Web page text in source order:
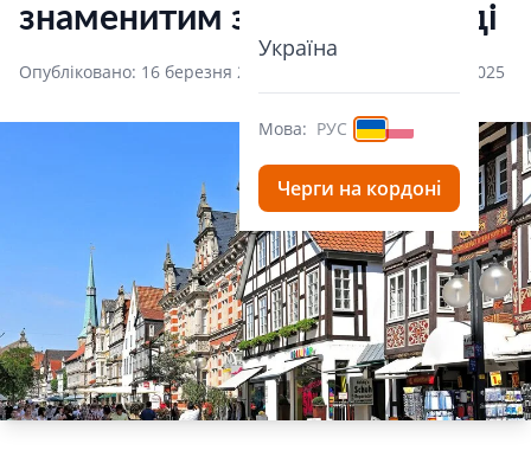
Україна
Мова: РУС
Черги на кордоні
знаменитим завдяки легенді
Опубліковано: 16 березня 2025 Оновлено: 16 березня 2025